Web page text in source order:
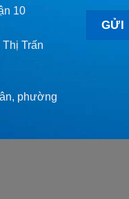
10
Trấn
phường